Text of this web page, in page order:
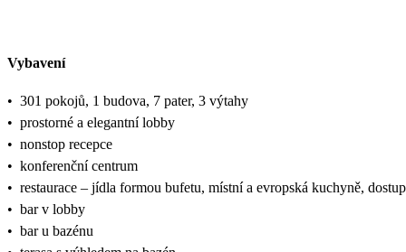
Vybavení
• 301 pokojů, 1 budova, 7 pater, 3 výtahy
• prostorné a elegantní lobby
• nonstop recepce
• konferenční centrum
• restaurace – jídla formou bufetu, místní a evropská kuchyně,
• bar v lobby
• bar u bazénu